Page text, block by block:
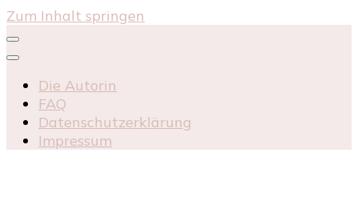
Zum Inhalt springen
Die Autorin
FAQ
Datenschutzerklärung
Impressum